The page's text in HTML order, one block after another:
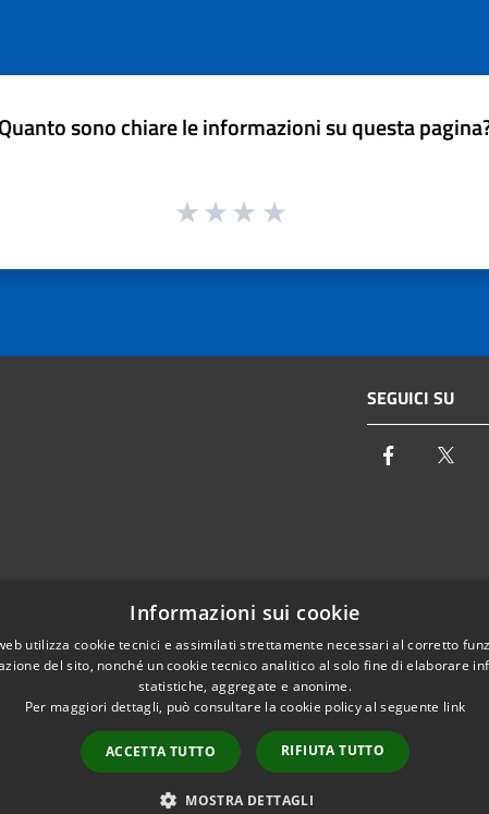
Quanto sono chiare le informazioni su questa
SEGUICI SU
Facebook
Firenze
Email:info@autoritaidrica.toscana.it
Pec:protocollo@pec.autoritaidrica.toscana.it
IPA Indice delle Pubbliche Amministrazioni
Elenco contatti interni
Copyright © 2026 • Autorità
Informazioni sui cookie
utilizza cookie tecnici e assimilati strettamente necessari al corretto
del sito, nonché un cookie tecnico analitico al solo fine di elaborare
statistiche, aggregate e anonime.
Per maggiori dettagli, può consultare la cookie policy al seguente link
ACCETTA TUTTO RIFIUTA TUTTO
MOSTRA DETTAGLI